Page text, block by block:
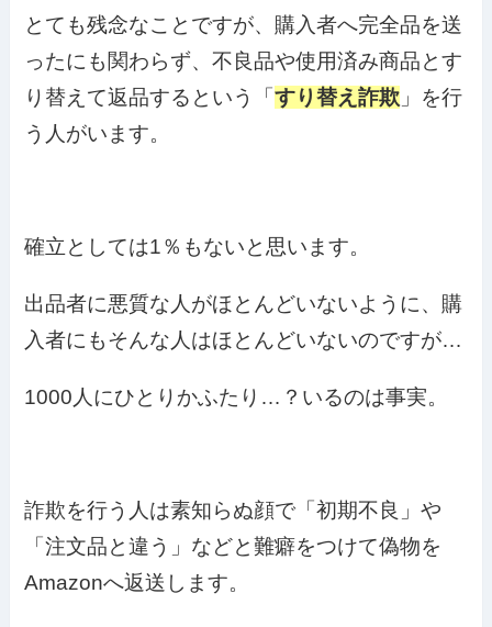
とても残念なことですが、購入者へ完全品を送
ったにも関わらず、不良品や使用済み商品とす
り替えて返品するという「すり替え詐欺 」を行
う人がいます。
確立としては1％もないと思います。
出品者に悪質な人がほとんどいないように、購
入者にもそんな人はほとんどいないのですが…
1000人にひとりかふたり…？いるのは事実。
詐欺を行う人は素知らぬ顔で「初期不良」や
「注文品と違う」などと難癖をつけて偽物を
Amazonへ返送します。